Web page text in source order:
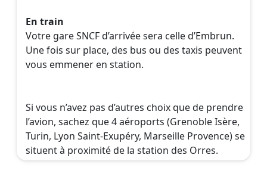
En train
Votre gare SNCF d’arrivée sera celle d’Embrun.
Une fois sur place, des bus ou des taxis peuvent
vous emmener en station.
Si vous n’avez pas d’autres choix que de prendre
l’avion, sachez que 4 aéroports (Grenoble Isère,
Turin, Lyon Saint-Exupéry, Marseille Provence) se
situent à proximité de la station des Orres.